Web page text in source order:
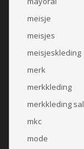
meisje
meisjes
meisjeskleding
merk
merkkleding
merkkleding
mkc
mode